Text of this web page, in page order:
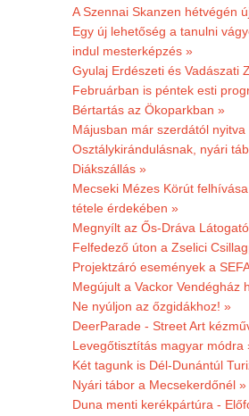
A Szennai Skanzen hétvégén
Egy új lehetőség a tanulni
indul mesterképzés »
Gyulaj Erdészeti és Vadászati
Februárban is péntek esti
Bértartás az Ökoparkban »
Májusban már szerdától
Osztálykirándulásnak, nyári
Diákszállás »
Mecseki Mézes Körút
tétele érdekében »
Megnyílt az Ős-Dráva
Felfedező úton a Zselici
Projektzáró események a
Megújult a Vackor Vendégház
Ne nyúljon az őzgidákhoz! »
DeerParade - Street Art
Levegőtisztítás magyar módra
Két tagunk is Dél-Dunántúl
Nyári tábor a Mecsekerdőnél »
Duna menti kerékpártúra -